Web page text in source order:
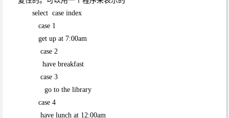
select case index
case 1
get up at 7:00am
case 2
have breakfast
case 3
go to the library
case 4
have lunch at 12:00am